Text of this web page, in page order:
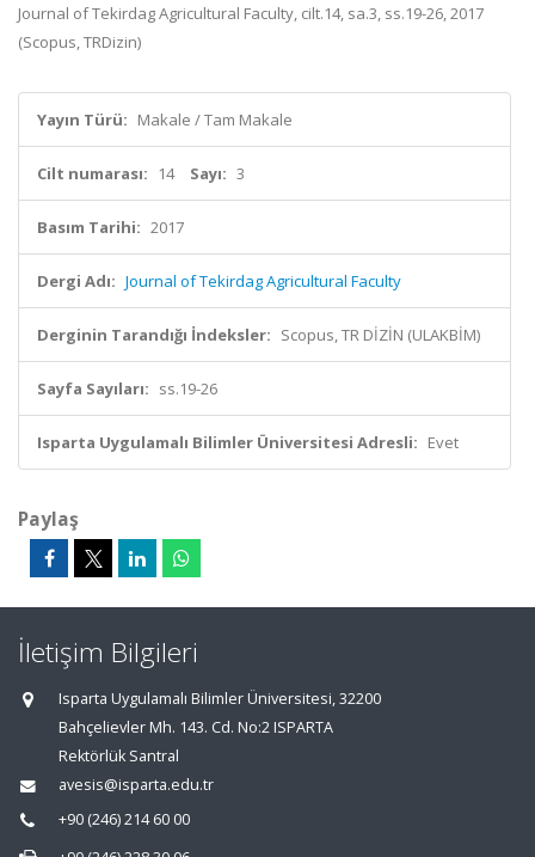
Journal of Tekirdag Agricultural Faculty, cilt.14, sa.3, ss.19-26, 2017
(Scopus, TRDizin)
Yayın Türü: Makale / Tam Makale
Cilt numarası: 14 Sayı: 3
Basım Tarihi: 2017
Dergi Adı: Journal of Tekirdag Agricultural Faculty
Derginin Tarandığı İndeksler: Scopus, TR DİZİN (ULAKBİM)
Sayfa Sayıları: ss.19-26
Isparta Uygulamalı Bilimler Üniversitesi Adresli: Evet
Paylaş
İletişim Bilgileri
Isparta Uygulamalı Bilimler Üniversitesi, 32200
Bahçelievler Mh. 143. Cd. No:2 ISPARTA
Rektörlük Santral
avesis@isparta.edu.tr
+90 (246) 214 60 00